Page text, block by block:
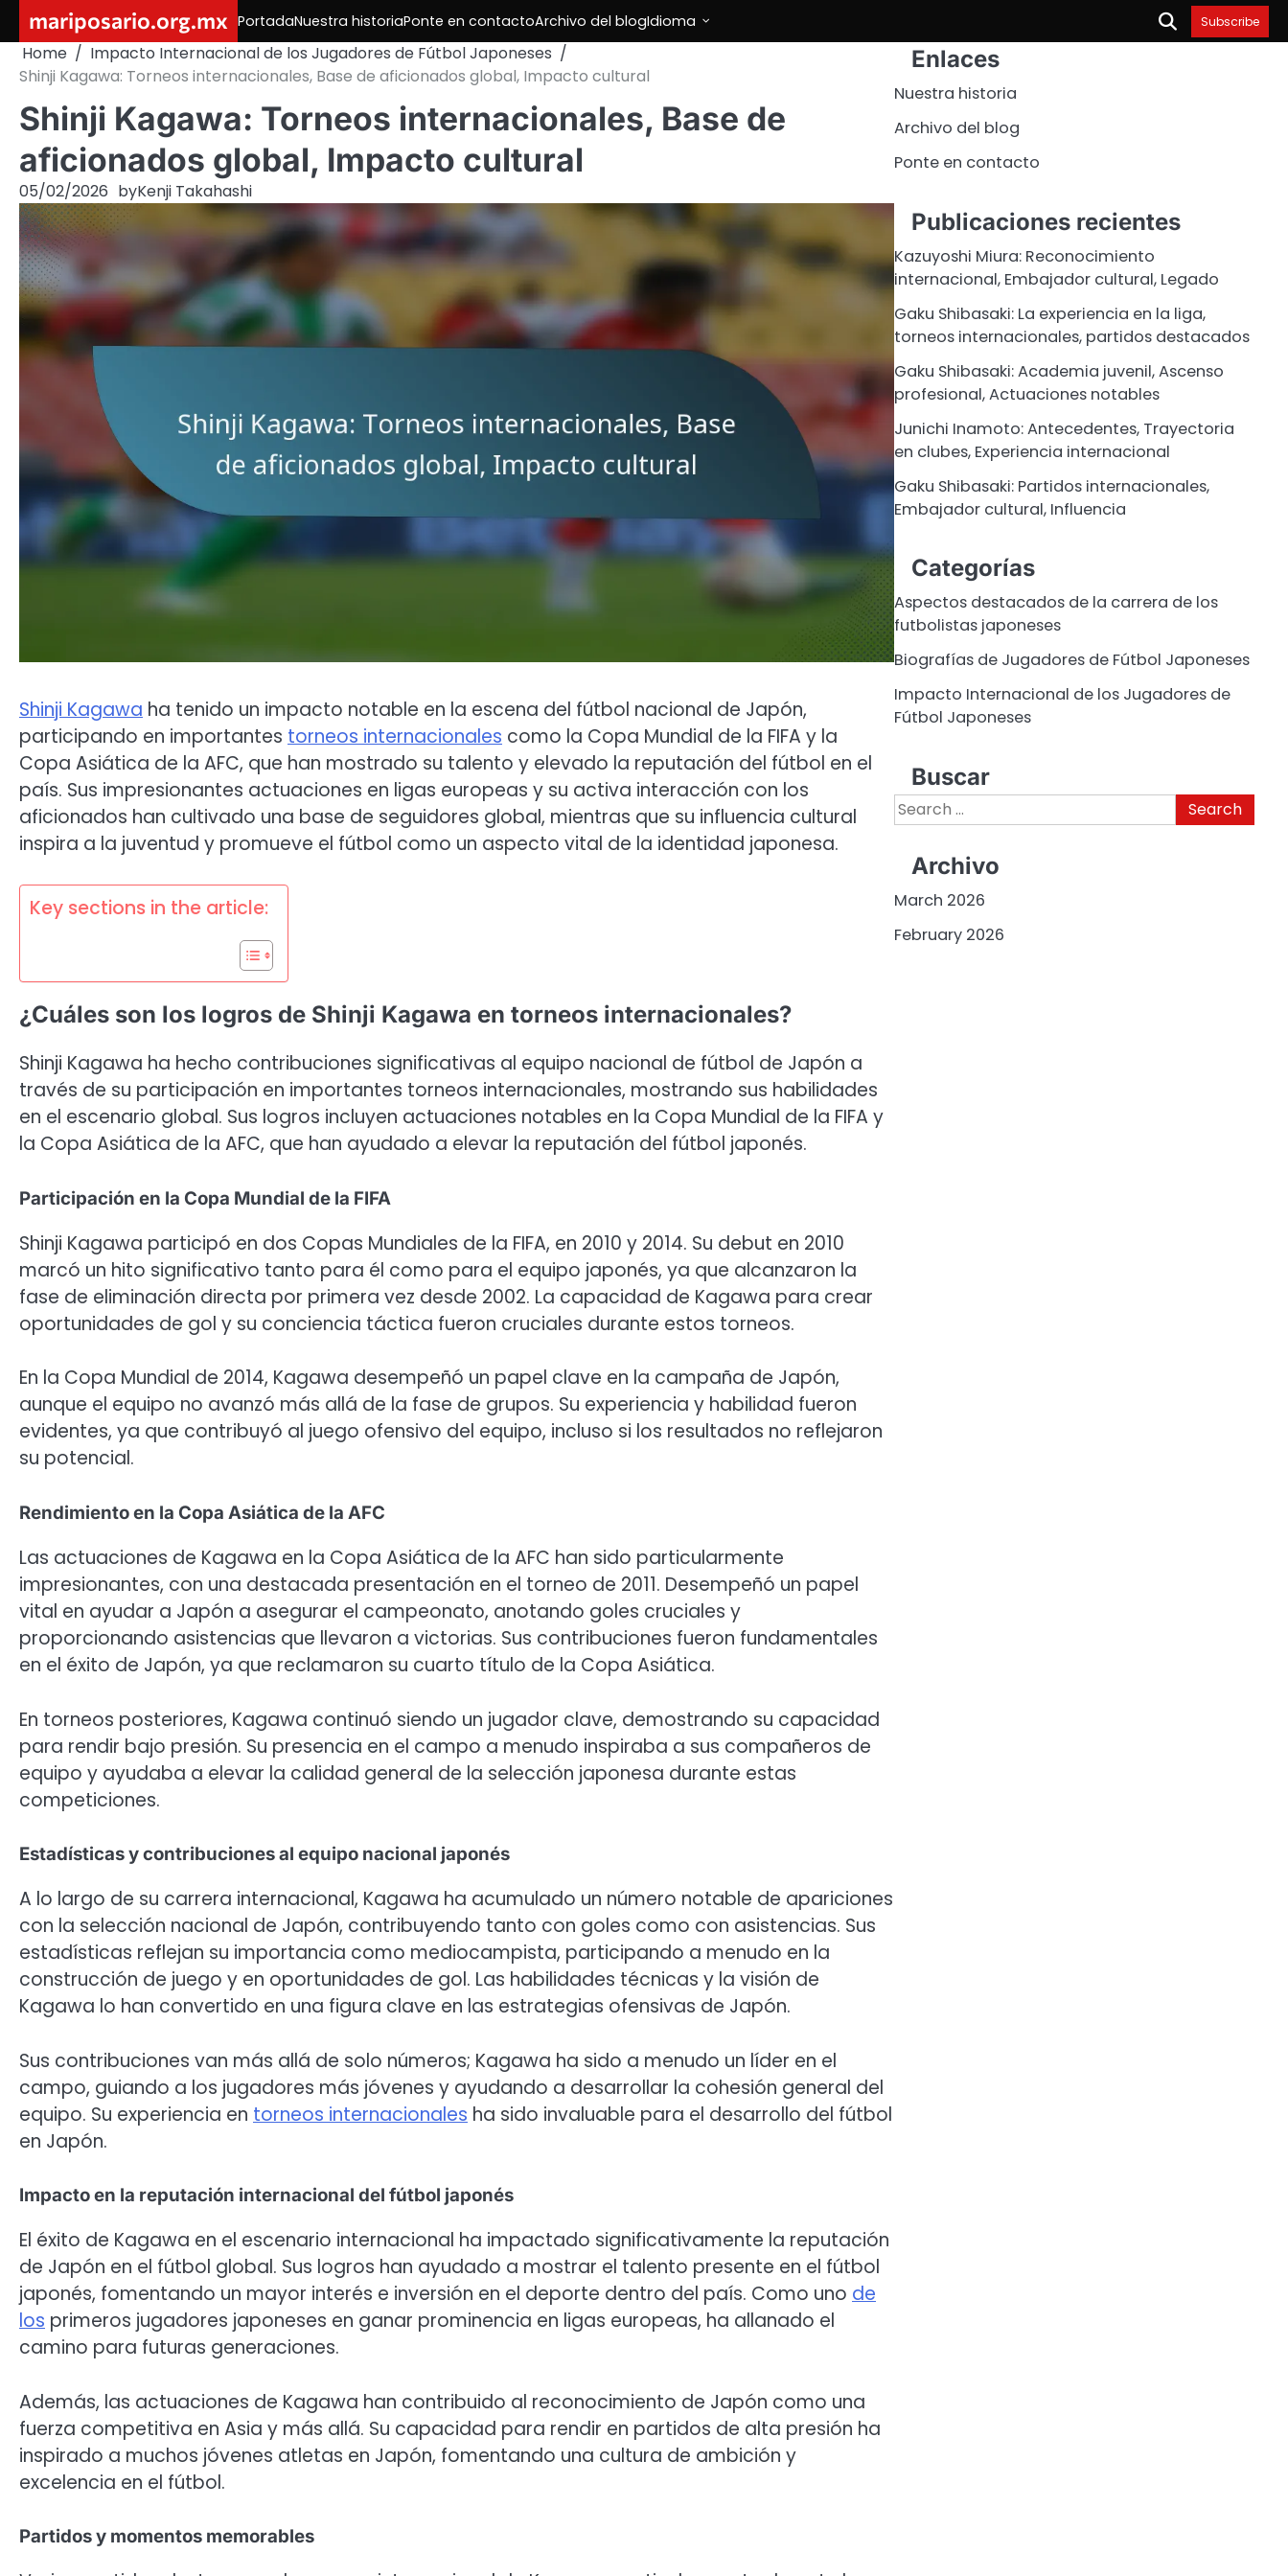
content
mariposario.org.mx PortadaNuestra historiaPonte en contactoArchivo del blogIdioma Subscribe
Home
Impacto Internacional de los Jugadores de Fútbol Japoneses
Shinji Kagawa: Torneos internacionales, Base de aficionados global, Impacto cultural
Shinji Kagawa: Torneos internacionales, Base de
aficionados global, Impacto cultural
05/02/2026 byKenji Takahashi
Shinji Kagawa ha tenido un impacto notable en la escena del fútbol nacional de Japón,
participando en importantes torneos internacionales como la Copa Mundial de la FIFA y la
Copa Asiática de la AFC, que han mostrado su talento y elevado la reputación del fútbol en el
país. Sus impresionantes actuaciones en ligas europeas y su activa interacción con los
aficionados han cultivado una base de seguidores global, mientras que su influencia cultural
inspira a la juventud y promueve el fútbol como un aspecto vital de la identidad japonesa.
Key sections in the article:
¿Cuáles son los logros de Shinji Kagawa en torneos internacionales?
Shinji Kagawa ha hecho contribuciones significativas al equipo nacional de fútbol de Japón a
través de su participación en importantes torneos internacionales, mostrando sus habilidades
en el escenario global. Sus logros incluyen actuaciones notables en la Copa Mundial de la FIFA y
la Copa Asiática de la AFC, que han ayudado a elevar la reputación del fútbol japonés.
Participación en la Copa Mundial de la FIFA
Shinji Kagawa participó en dos Copas Mundiales de la FIFA, en 2010 y 2014. Su debut en 2010
marcó un hito significativo tanto para él como para el equipo japonés, ya que alcanzaron la
fase de eliminación directa por primera vez desde 2002. La capacidad de Kagawa para crear
oportunidades de gol y su conciencia táctica fueron cruciales durante estos torneos.
En la Copa Mundial de 2014, Kagawa desempeñó un papel clave en la campaña de Japón,
aunque el equipo no avanzó más allá de la fase de grupos. Su experiencia y habilidad fueron
evidentes, ya que contribuyó al juego ofensivo del equipo, incluso si los resultados no reflejaron
su potencial.
Rendimiento en la Copa Asiática de la AFC
Las actuaciones de Kagawa en la Copa Asiática de la AFC han sido particularmente
impresionantes, con una destacada presentación en el torneo de 2011. Desempeñó un papel
vital en ayudar a Japón a asegurar el campeonato, anotando goles cruciales y
proporcionando asistencias que llevaron a victorias. Sus contribuciones fueron fundamentales
en el éxito de Japón, ya que reclamaron su cuarto título de la Copa Asiática.
En torneos posteriores, Kagawa continuó siendo un jugador clave, demostrando su capacidad
para rendir bajo presión. Su presencia en el campo a menudo inspiraba a sus compañeros de
equipo y ayudaba a elevar la calidad general de la selección japonesa durante estas
competiciones.
Estadísticas y contribuciones al equipo nacional japonés
A lo largo de su carrera internacional, Kagawa ha acumulado un número notable de apariciones
con la selección nacional de Japón, contribuyendo tanto con goles como con asistencias. Sus
estadísticas reflejan su importancia como mediocampista, participando a menudo en la
construcción de juego y en oportunidades de gol. Las habilidades técnicas y la visión de
Kagawa lo han convertido en una figura clave en las estrategias ofensivas de Japón.
Sus contribuciones van más allá de solo números; Kagawa ha sido a menudo un líder en el
campo, guiando a los jugadores más jóvenes y ayudando a desarrollar la cohesión general del
equipo. Su experiencia en torneos internacionales ha sido invaluable para el desarrollo del fútbol
en Japón.
Impacto en la reputación internacional del fútbol japonés
El éxito de Kagawa en el escenario internacional ha impactado significativamente la reputación
de Japón en el fútbol global. Sus logros han ayudado a mostrar el talento presente en el fútbol
japonés, fomentando un mayor interés e inversión en el deporte dentro del país. Como uno de
los primeros jugadores japoneses en ganar prominencia en ligas europeas, ha allanado el
camino para futuras generaciones.
Además, las actuaciones de Kagawa han contribuido al reconocimiento de Japón como una
fuerza competitiva en Asia y más allá. Su capacidad para rendir en partidos de alta presión ha
inspirado a muchos jóvenes atletas en Japón, fomentando una cultura de ambición y
excelencia en el fútbol.
Partidos y momentos memorables
Enlaces
Nuestra historia
Archivo del blog
Ponte en contacto
Publicaciones recientes
Kazuyoshi Miura: Reconocimiento
internacional, Embajador cultural, Legado
Gaku Shibasaki: La experiencia en la liga,
torneos internacionales, partidos destacados
Gaku Shibasaki: Academia juvenil, Ascenso
profesional, Actuaciones notables
Junichi Inamoto: Antecedentes, Trayectoria
en clubes, Experiencia internacional
Gaku Shibasaki: Partidos internacionales,
Embajador cultural, Influencia
Categorías
Aspectos destacados de la carrera de los
futbolistas japoneses
Biografías de Jugadores de Fútbol Japoneses
Impacto Internacional de los Jugadores de
Fútbol Japoneses
Buscar
Search
for:
Archivo
March 2026
February 2026